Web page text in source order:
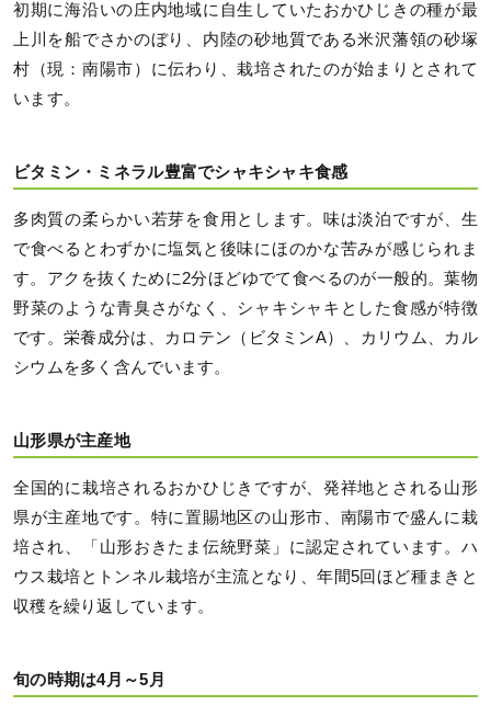
初期に海沿いの庄内地域に自生していたおかひじきの種が最
上川を船でさかのぼり、内陸の砂地質である米沢藩領の砂塚
村（現：南陽市）に伝わり、栽培されたのが始まりとされて
います。
ビタミン・ミネラル豊富でシャキシャキ食感
多肉質の柔らかい若芽を食用とします。味は淡泊ですが、生
で食べるとわずかに塩気と後味にほのかな苦みが感じられま
す。アクを抜くために2分ほどゆでて食べるのが一般的。葉物
野菜のような青臭さがなく、シャキシャキとした食感が特徴
です。栄養成分は、カロテン（ビタミンA）、カリウム、カル
シウムを多く含んでいます。
山形県が主産地
全国的に栽培されるおかひじきですが、発祥地とされる山形
県が主産地です。特に置賜地区の山形市、南陽市で盛んに栽
培され、「山形おきたま伝統野菜」に認定されています。ハ
ウス栽培とトンネル栽培が主流となり、年間5回ほど種まきと
収穫を繰り返しています。
旬の時期は4月～5月